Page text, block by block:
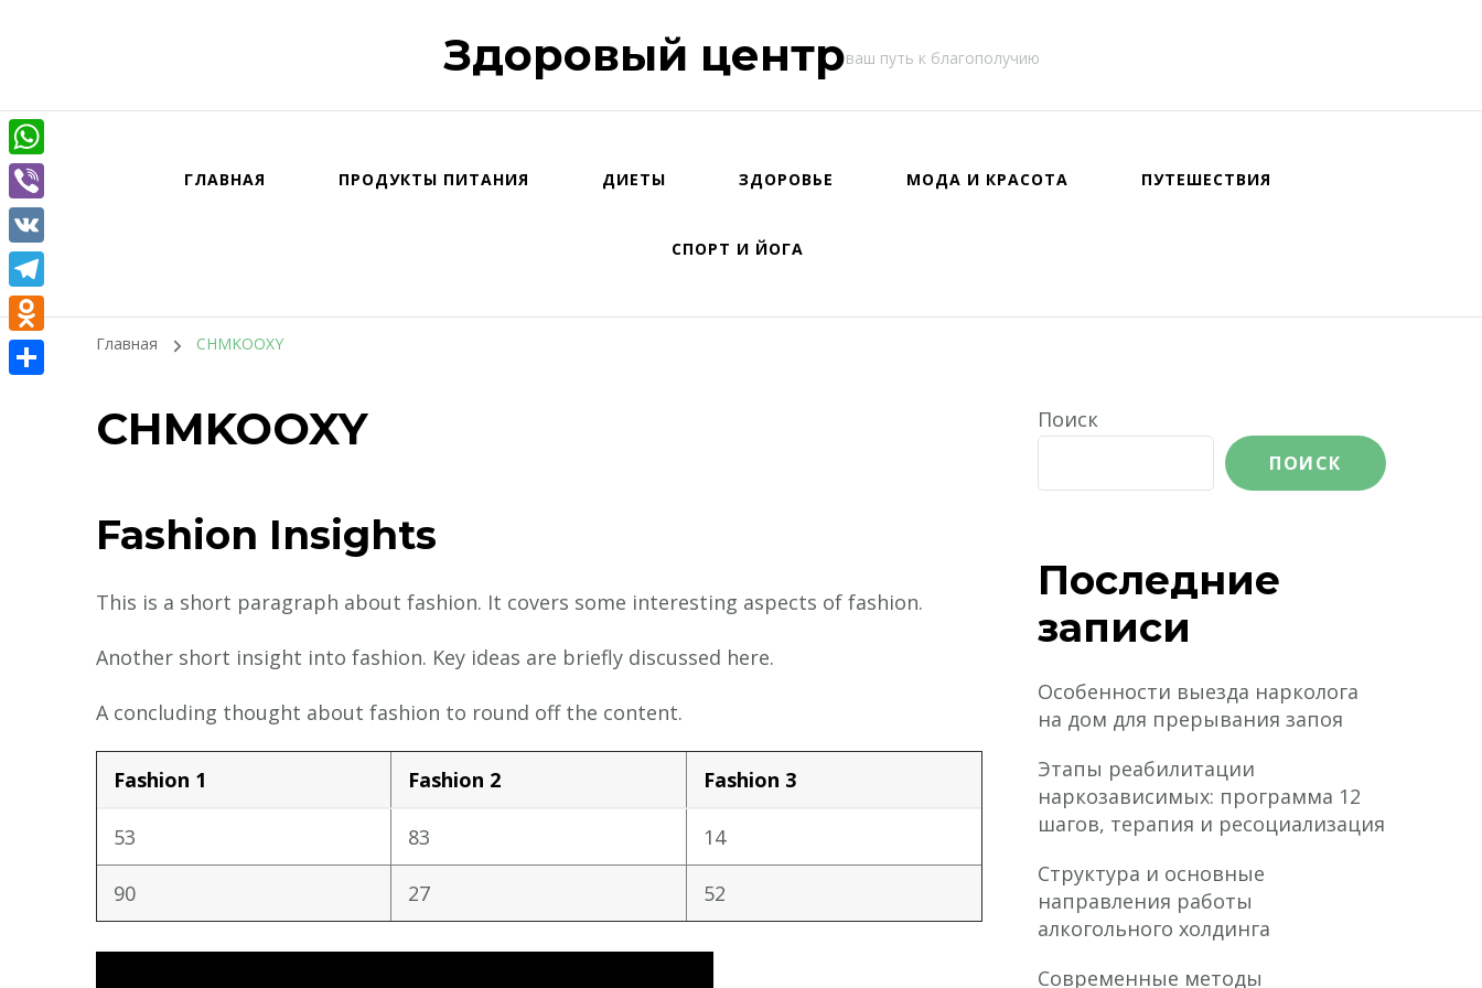
Здоровый центрваш путь к благополучию
ГЛАВНАЯ ПРОДУКТЫ ПИТАНИЯ ДИЕТЫ ЗДОРОВЬЕ МОДА И КРАСОТА ПУТЕШЕСТВИЯ
СПОРТ И ЙОГА
Главная CHMKOOXY
CHMKOOXY
Fashion Insights
This is a short paragraph about fashion. It covers some interesting aspects of fashion.
Another short insight into fashion. Key ideas are briefly discussed here.
A concluding thought about fashion to round off the content.
Fashion 1 Fashion 2 Fashion 3
53 83 14
90 27 52
Поиск
ПОИСК
Последние
записи
Особенности выезда нарколога
на дом для прерывания запоя
Этапы реабилитации
наркозависимых: программа 12
шагов, терапия и ресоциализация
Структура и основные
направления работы
алкогольного холдинга
Современные методы
WhatsApp
Viber
VK
Telegram
Odnoklassniki